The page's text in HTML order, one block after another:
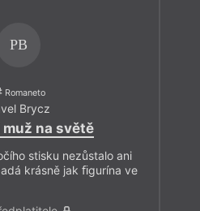
PB
Romaneto
Brycz
na světě
stisku nezůstalo ani
krásně jak ﬁgurína ve